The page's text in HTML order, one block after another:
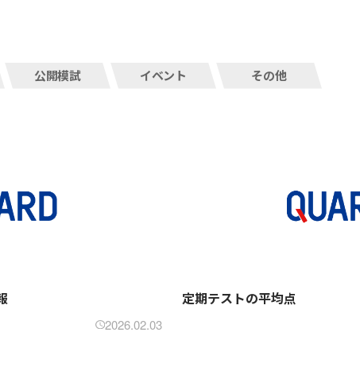
その他
イベント
公開模試
2026.02.03
定期テストの平均点